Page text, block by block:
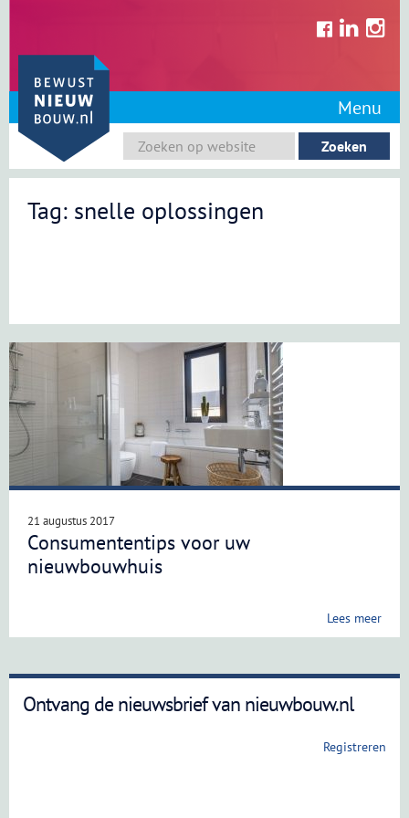
content
Menu
Tag: snelle oplossingen
21 augustus 2017
Consumententips voor uw
nieuwbouwhuis
Lees meer
Ontvang de nieuwsbrief van nieuwbouw.nl
Registreren